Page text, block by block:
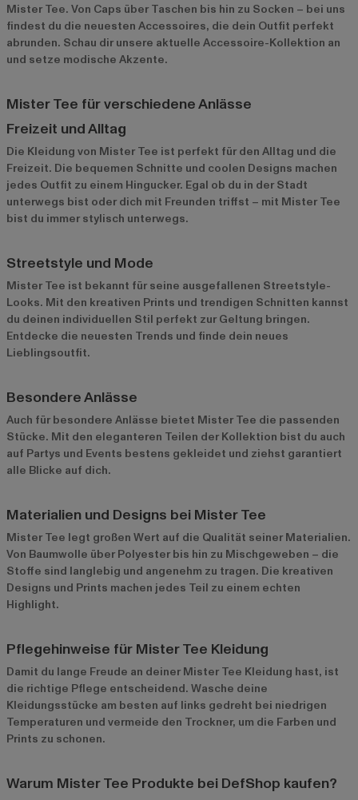
Mister Tee. Von Caps über Taschen bis hin zu Socken – bei uns
findest du die neuesten Accessoires, die dein Outfit perfekt
abrunden. Schau dir unsere aktuelle Accessoire-Kollektion an
und setze modische Akzente.
Mister Tee für verschiedene Anlässe
Freizeit und Alltag
Die Kleidung von Mister Tee ist perfekt für den Alltag und die
Freizeit. Die bequemen Schnitte und coolen Designs machen
jedes Outfit zu einem Hingucker. Egal ob du in der Stadt
unterwegs bist oder dich mit Freunden triffst – mit Mister Tee
bist du immer stylisch unterwegs.
Streetstyle und Mode
Mister Tee ist bekannt für seine ausgefallenen Streetstyle-
Looks. Mit den kreativen Prints und trendigen Schnitten kannst
du deinen individuellen Stil perfekt zur Geltung bringen.
Entdecke die neuesten Trends und finde dein neues
Lieblingsoutfit.
Besondere Anlässe
Auch für besondere Anlässe bietet Mister Tee die passenden
Stücke. Mit den eleganteren Teilen der Kollektion bist du auch
auf Partys und Events bestens gekleidet und ziehst garantiert
alle Blicke auf dich.
Materialien und Designs bei Mister Tee
Mister Tee legt großen Wert auf die Qualität seiner Materialien.
Von Baumwolle über Polyester bis hin zu Mischgeweben – die
Stoffe sind langlebig und angenehm zu tragen. Die kreativen
Designs und Prints machen jedes Teil zu einem echten
Highlight.
Pflegehinweise für Mister Tee Kleidung
Damit du lange Freude an deiner Mister Tee Kleidung hast, ist
die richtige Pflege entscheidend. Wasche deine
Kleidungsstücke am besten auf links gedreht bei niedrigen
Temperaturen und vermeide den Trockner, um die Farben und
Prints zu schonen.
Warum Mister Tee Produkte bei DefShop kaufen?